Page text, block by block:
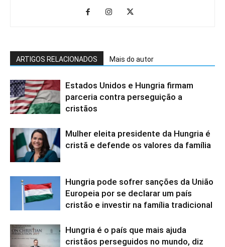
ARTIGOS RELACIONADOS Mais do autor
Estados Unidos e Hungria firmam
parceria contra perseguição a
cristãos
Mulher eleita presidente da Hungria é
cristã e defende os valores da família
Hungria pode sofrer sanções da União
Europeia por se declarar um país
cristão e investir na família tradicional
Hungria é o país que mais ajuda
cristãos perseguidos no mundo, diz